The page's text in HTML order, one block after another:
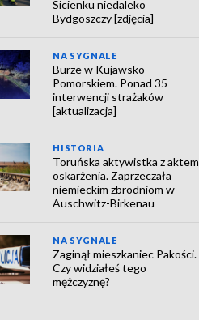
Sicienku niedaleko
Bydgoszczy [zdjęcia]
NA SYGNALE
Burze w Kujawsko-
Pomorskiem. Ponad 35
interwencji strażaków
[aktualizacja]
HISTORIA
Toruńska aktywistka z aktem
oskarżenia. Zaprzeczała
niemieckim zbrodniom w
Auschwitz-Birkenau
NA SYGNALE
Zaginął mieszkaniec Pakości.
Czy widziałeś tego
mężczyznę?